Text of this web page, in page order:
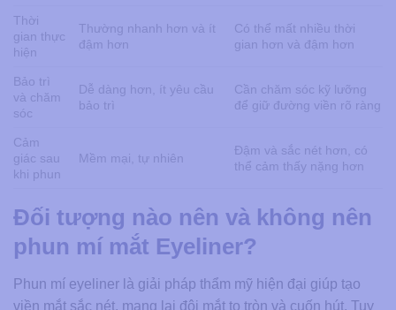
Thời
gian thực
hiện
Thường nhanh hơn và ít
đậm hơn
Có thể mất nhiều thời
gian hơn và đậm hơn
Bảo trì
và chăm
sóc
Dễ dàng hơn, ít yêu cầu
bảo trì
Cần chăm sóc kỹ lưỡng
để giữ đường viền rõ ràng
Cảm
giác sau
khi phun
Mềm mại, tự nhiên
Đậm và sắc nét hơn, có
thể cảm thấy nặng hơn
Đối tượng nào nên và không nên
phun mí mắt Eyeliner?
Phun mí eyeliner là giải pháp thẩm mỹ hiện đại giúp tạo
viền mắt sắc nét, mang lại đôi mắt to tròn và cuốn hút. Tuy